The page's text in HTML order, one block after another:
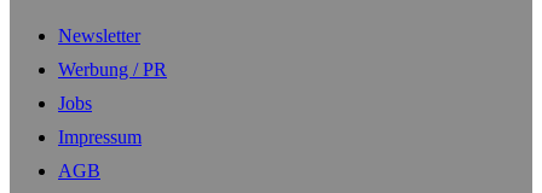
Newsletter
Werbung / PR
Jobs
Impressum
AGB